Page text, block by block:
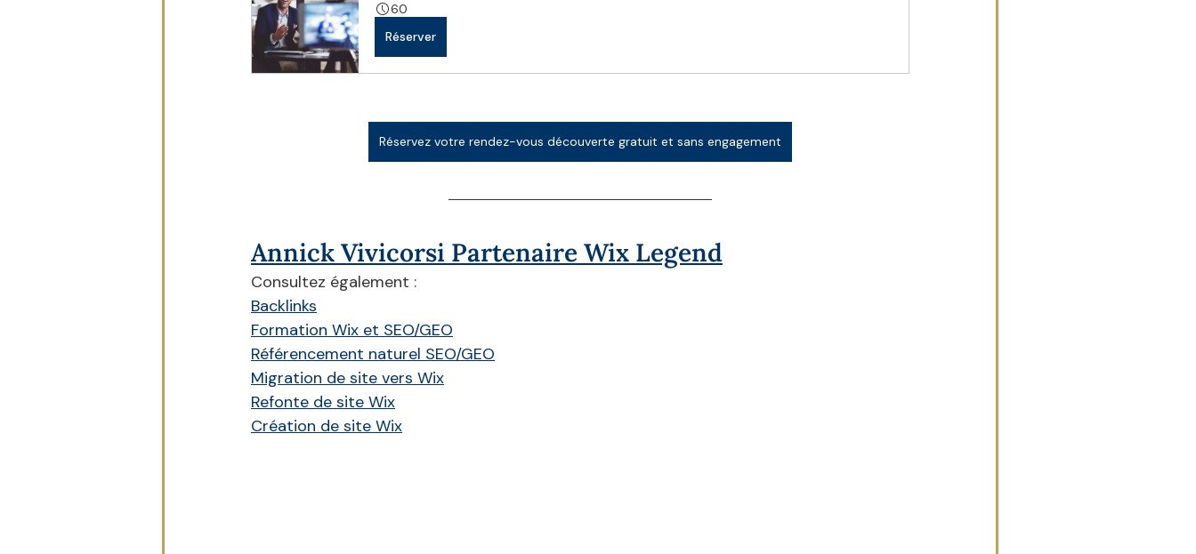
60
Réserver
Réservez votre rendez-vous découverte gratuit et sans engagement
Annick Vivicorsi Partenaire Wix Legend
Consultez également :
Backlinks
Formation Wix et SEO/GEO
Référencement naturel SEO/GEO
Migration de site vers Wix
Refonte de site Wix
Création de site Wix